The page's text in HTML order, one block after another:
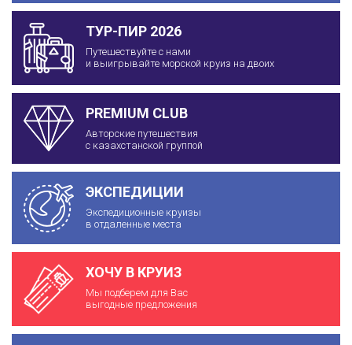
ТУР-ПИР 2026
Путешествуйте с нами
и выигрывайте морской круиз на двоих
PREMIUM CLUB
Авторские путешествия
с казахстанской группой
ЭКСПЕДИЦИИ
Экспедиционные круизы
в отдаленные места
ХОЧУ В КРУИЗ
Мы подберем для Вас
выгодные предложения